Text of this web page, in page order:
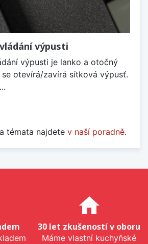
výpusti
výpusti je lanko a otočný
otevírá/zavírá sítková výpusť.
témata najdete v naší poradně.
u nás? home
30 let zkušeností v oboru
Máme vlastní kuchyňské